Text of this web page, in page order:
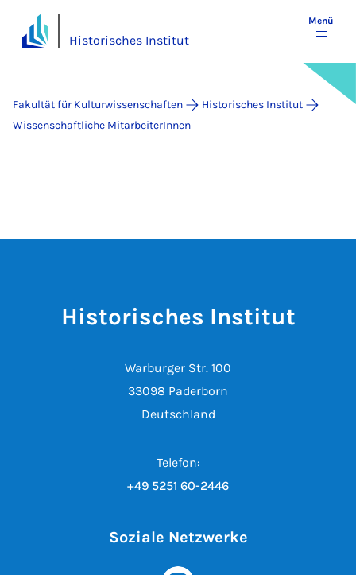
Historisches Institut
Menü
Fakultät für Kulturwissenschaften
Historisches Institut
Wissenschaftliche MitarbeiterInnen
Historisches Institut
Warburger Str. 100
33098 Paderborn
Deutschland
Telefon:
+49 5251 60-2446
Soziale Netzwerke